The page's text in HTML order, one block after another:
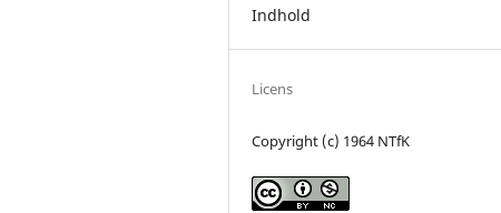
Indhold
Licens
Copyright (c) 1964 NTfK